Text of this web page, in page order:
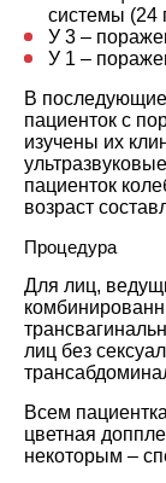
системы (24
У 3 –
У 1 –
В
пациенток с
изучены их
пациенток
возраст
Процедура
Для лиц,
лиц без
Всем
цветная
некоторым –